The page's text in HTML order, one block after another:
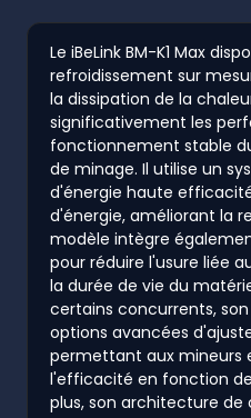
Le iBeLink BM-K1 Max
refroidissement sur
la dissipation de la
significativement les
fonctionnement stable
de minage. Il utilise un
d'énergie haute
d'énergie, améliorant la
modèle intègre
pour réduire l'usure liée
la durée de vie du
certains concurrents,
options avancées
permettant aux mineurs
l'efficacité en fonction
plus, son architecture